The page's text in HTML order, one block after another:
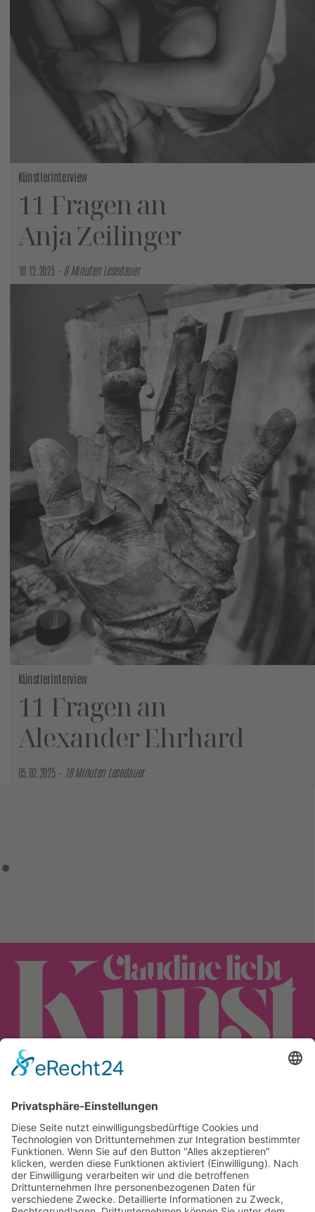
Künstlerinterview
11 Fragen an
Anja Zeilinger
10.12.2025 – 8 Minuten Lesedauer
Künstlerinterview
11 Fragen an
Alexander Ehrhard
05.02.2025 – 18 Minuten Lesedauer
Back
To
Top